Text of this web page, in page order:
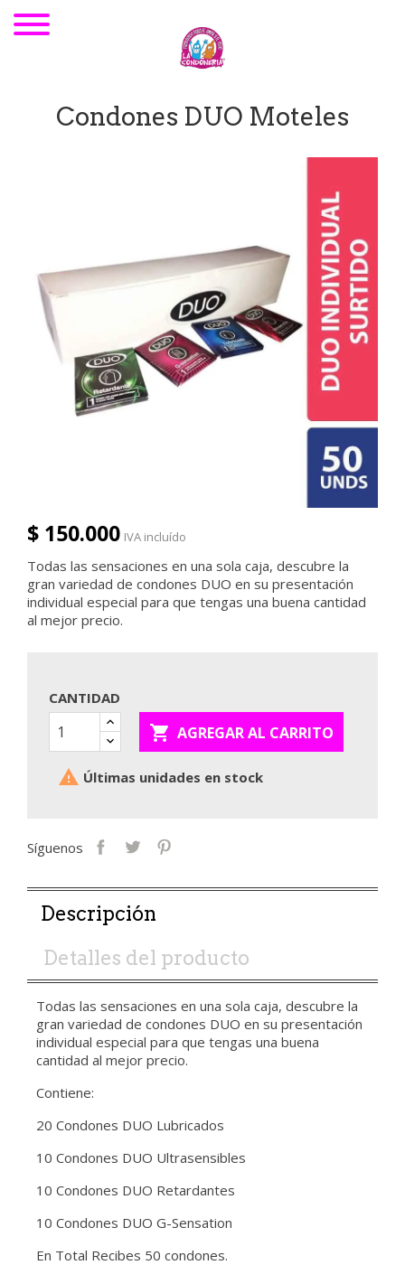
Condones DUO Moteles
$ 150.000 IVA incluído
Todas las sensaciones en una sola caja, descubre la
gran variedad de condones DUO en su presentación
individual especial para que tengas una buena cantidad
al mejor precio.
CANTIDAD
 AGREGAR AL CARRITO
 Últimas unidades en stock
Síguenos
Descripción
Detalles del producto
Todas las sensaciones en una sola caja, descubre la
gran variedad de condones DUO en su presentación
individual especial para que tengas una buena
cantidad al mejor precio.
Contiene:
20 Condones DUO Lubricados
10 Condones DUO Ultrasensibles
10 Condones DUO Retardantes
10 Condones DUO G-Sensation
En Total Recibes 50 condones.